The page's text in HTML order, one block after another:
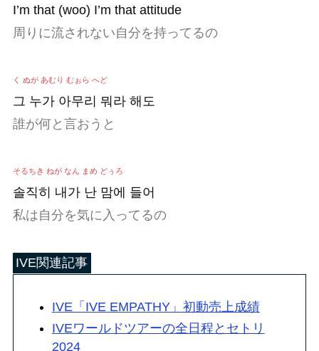
I’m that (woo) I’m that attitude
周りに流されない自分を持ってるの
く ぬが あむり むぉら へど
그 누가 아무리 뭐라 해도
誰が何と言おうと
そるちき ねが なん まめ どぅろ
솔직히 내가 난 맘에 들어
私は自分を気に入ってるの
IVE関連記事
IVE「IVE EMPATHY」初動売上成績
IVEワールドツアーの全日程とセトリ
2024